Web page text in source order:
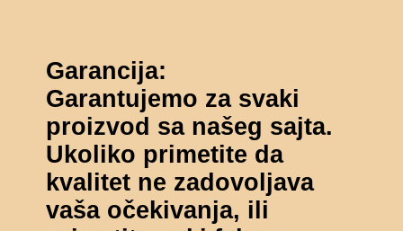
Garancija:
Garantujemo za svaki
proizvod sa našeg sajta.
Ukoliko primetite da
kvalitet ne zadovoljava
vaša očekivanja, ili